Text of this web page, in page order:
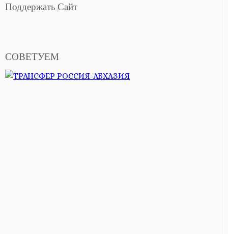
Поддержать Сайт
СОВЕТУЕМ